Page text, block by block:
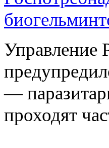
Управление
—
проходят